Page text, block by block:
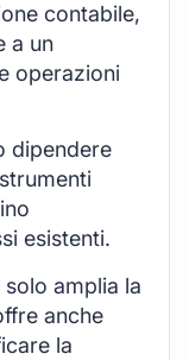
contabile,
a un
operazioni
dipendere
esistenti.
amplia la
anche
la